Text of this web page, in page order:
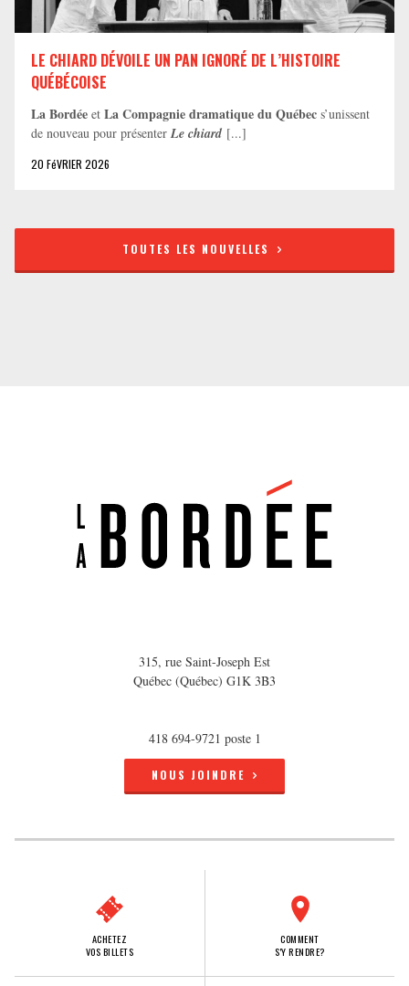
LE CHIARD DÉVOILE UN PAN IGNORÉ DE L’HISTOIRE
QUÉBÉCOISE
La Bordée et La Compagnie dramatique du Québec s’unissent
de nouveau pour présenter Le chiard [...]
20 FéVRIER 2026
TOUTES LES NOUVELLES
315, rue Saint-Joseph Est
Québec (Québec) G1K 3B3
418 694-9721 poste 1
NOUS JOINDRE
ACHETEZ
VOS BILLETS
COMMENT
S'Y RENDRE?